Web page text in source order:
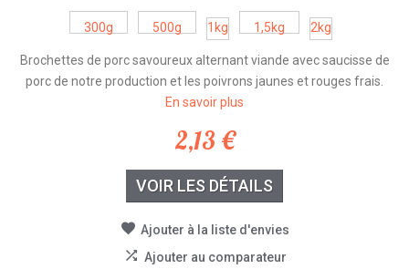
300g 500g 1kg 1,5kg 2kg
Brochettes de porc savoureux alternant viande avec saucisse de
porc de notre production et les poivrons jaunes et rouges frais.
En savoir plus
2,13 €
VOIR LES DÉTAILS
Ajouter à la liste d'envies
Ajouter au comparateur